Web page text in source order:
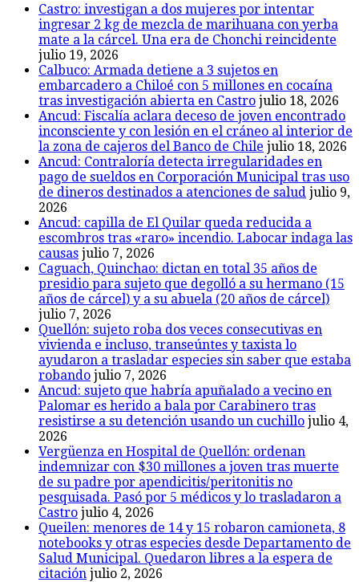
Castro: investigan a dos mujeres por intentar
ingresar 2 kg de mezcla de marihuana con yerba
mate a la cárcel. Una era de Chonchi reincidente
julio 19, 2026
Calbuco: Armada detiene a 3 sujetos en
embarcadero a Chiloé con 5 millones en cocaína
tras investigación abierta en Castro julio 18, 2026
Ancud: Fiscalía aclara deceso de joven encontrado
inconsciente y con lesión en el cráneo al interior de
la zona de cajeros del Banco de Chile julio 18, 2026
Ancud: Contraloría detecta irregularidades en
pago de sueldos en Corporación Municipal tras uso
de dineros destinados a atenciones de salud julio 9,
2026
Ancud: capilla de El Quilar queda reducida a
escombros tras «raro» incendio. Labocar indaga las
causas julio 7, 2026
Caguach, Quinchao: dictan en total 35 años de
presidio para sujeto que degolló a su hermano (15
años de cárcel) y a su abuela (20 años de cárcel)
julio 7, 2026
Quellón: sujeto roba dos veces consecutivas en
vivienda e incluso, transeúntes y taxista lo
ayudaron a trasladar especies sin saber que estaba
robando julio 7, 2026
Ancud: sujeto que habría apuñalado a vecino en
Palomar es herido a bala por Carabinero tras
resistirse a su detención usando un cuchillo julio 4,
2026
Vergüenza en Hospital de Quellón: ordenan
indemnizar con $30 millones a joven tras muerte
de su padre por apendicitis/peritonitis no
pesquisada. Pasó por 5 médicos y lo trasladaron a
Castro julio 4, 2026
Queilen: menores de 14 y 15 robaron camioneta, 8
notebooks y otras especies desde Departamento de
Salud Municipal. Quedaron libres a la espera de
citación julio 2, 2026